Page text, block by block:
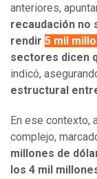
anteriores,
recaudación no
rendir 5 mil
sectores dicen
indicó,
estructural
En ese contexto,
complejo,
millones de
los 4 mil